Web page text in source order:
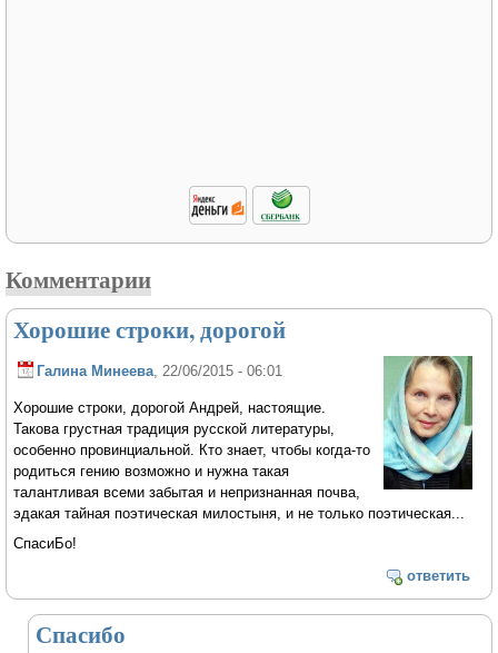
Комментарии
Хорошие строки, дорогой
Галина Минеева, 22/06/2015 - 06:01
Хорошие строки, дорогой Андрей, настоящие.
Такова грустная традиция русской литературы,
особенно провинциальной. Кто знает, чтобы когда-то
родиться гению возможно и нужна такая
талантливая всеми забытая и непризнанная почва,
эдакая тайная поэтическая милостыня, и не только поэтическая...
СпасиБо!
ответить
Спасибо